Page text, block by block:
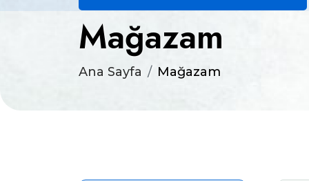
Mağazam
Ana Sayfa Mağazam